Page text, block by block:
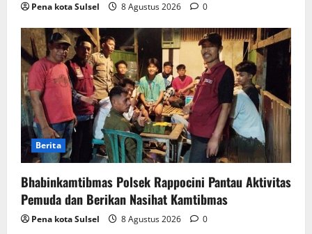
Pena kota Sulsel 8 Agustus 2026 0
Berita
Bhabinkamtibmas Polsek Rappocini Pantau Aktivitas
Pemuda dan Berikan Nasihat Kamtibmas
Pena kota Sulsel 8 Agustus 2026 0